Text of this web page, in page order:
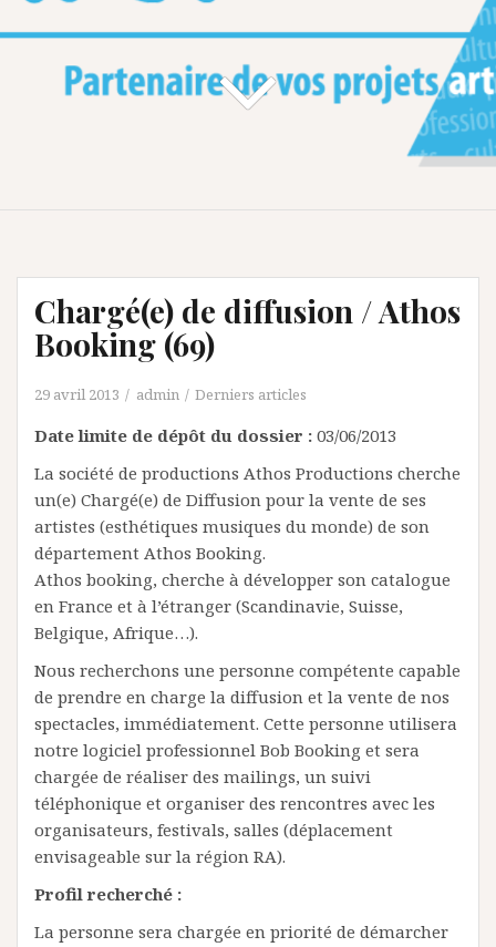
Chargé(e) de diffusion / Athos
Booking (69)
29 avril 2013 admin Derniers articles
Date limite de dépôt du dossier : 03/06/2013
La société de productions Athos Productions cherche
un(e) Chargé(e) de Diffusion pour la vente de ses
artistes (esthétiques musiques du monde) de son
département Athos Booking.
Athos booking, cherche à développer son catalogue
en France et à l’étranger (Scandinavie, Suisse,
Belgique, Afrique…).
Nous recherchons une personne compétente capable
de prendre en charge la diffusion et la vente de nos
spectacles, immédiatement. Cette personne utilisera
notre logiciel professionnel Bob Booking et sera
chargée de réaliser des mailings, un suivi
téléphonique et organiser des rencontres avec les
organisateurs, festivals, salles (déplacement
envisageable sur la région RA).
Profil recherché :
La personne sera chargée en priorité de démarcher